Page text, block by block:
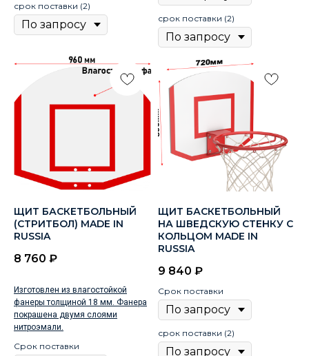
срок поставки (2)
срок поставки (2)
ЩИТ БАСКЕТБОЛЬНЫЙ
(СТРИТБОЛ) MADE IN
RUSSIA
8 760 ₽
Изготовлен из влагостойкой
фанеры толщиной 18 мм. Фанера
покрашена двумя слоями
нитроэмали.
Срок поставки
ЩИТ БАСКЕТБОЛЬНЫЙ
НА ШВЕДСКУЮ СТЕНКУ С
КОЛЬЦОМ MADE IN
RUSSIA
9 840 ₽
Срок поставки
срок поставки (2)